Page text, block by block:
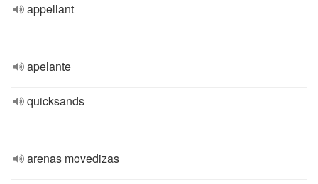
appellant
apelante
quicksands
arenas movedizas